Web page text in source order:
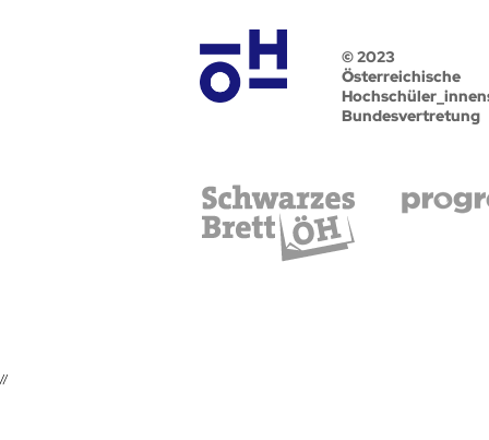
© 2023
Österreichische
Bundesvertretung
//